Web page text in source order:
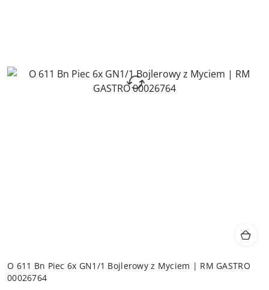
O 611 Bn Piec 6x GN1/1 Bojlerowy z Myciem | RM GASTRO
00026764